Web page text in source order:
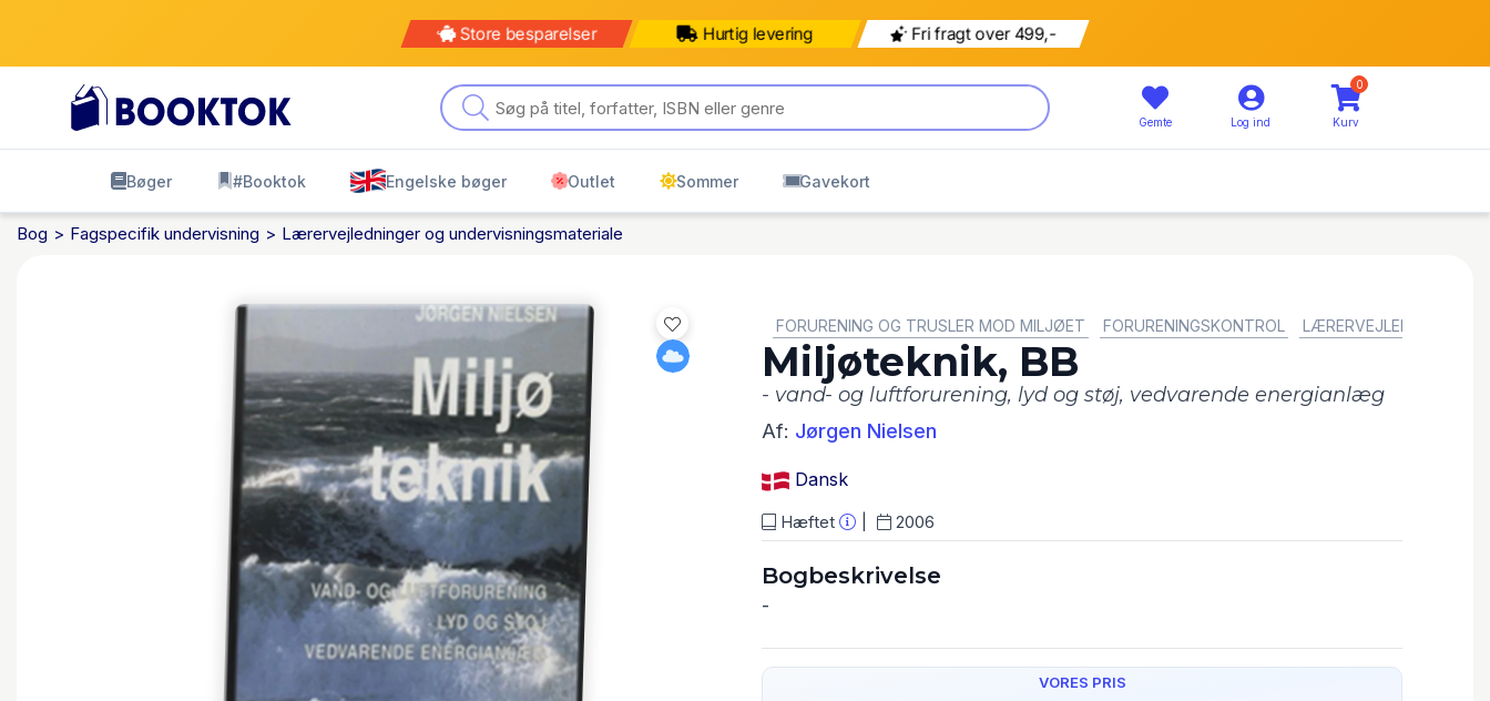
Store besparelser Hurtig levering Fri fragt over 499,-
Gemte Log ind
0
Kurv
Bøger #Booktok Engelske bøger Outlet Sommer Gavekort
Bog Fagspecifik undervisning Lærervejledninger og undervisningsmateriale
FORURENING OG TRUSLER MOD MILJØET
FORURENINGSKONTROL LÆRERVEJLEDNINGER
Miljøteknik, BB
- vand- og luftforurening, lyd og støj, vedvarende energianlæg
Af: Jørgen Nielsen
Dansk
Hæftet 2006
Bogbeskrivelse
-
VORES PRIS